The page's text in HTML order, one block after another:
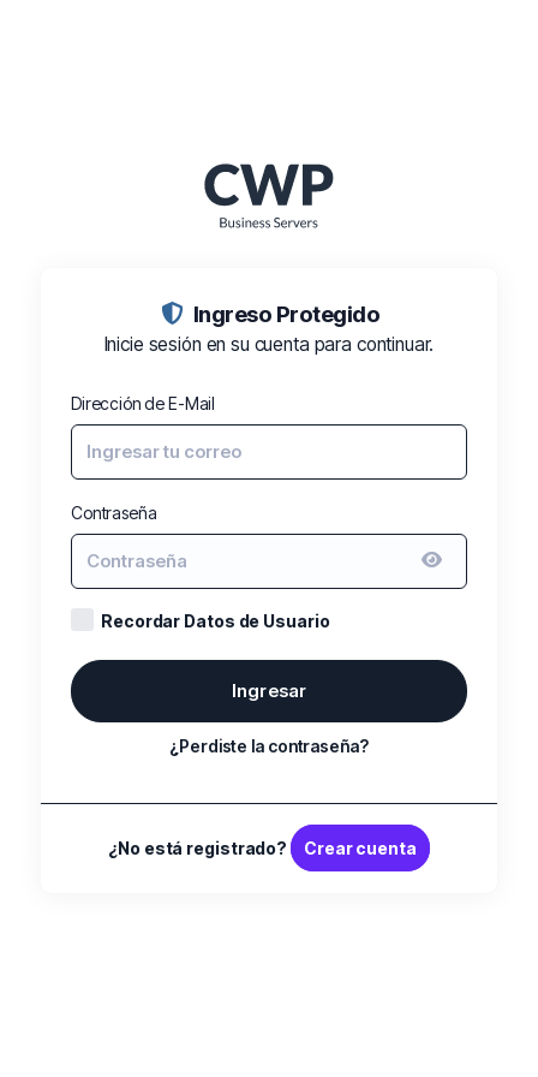
Ingreso Protegido️
Inicie sesión en su cuenta para continuar.
Dirección de E-Mail
Contraseña
Recordar Datos de Usuario
Ingresar
¿Perdiste la contraseña?
¿No está registrado? Crear cuenta